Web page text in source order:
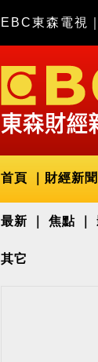
EBC東森電視
首頁 財經新聞
最新 焦點
其它